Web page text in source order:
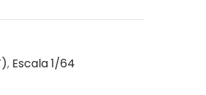
, Escala 1/64